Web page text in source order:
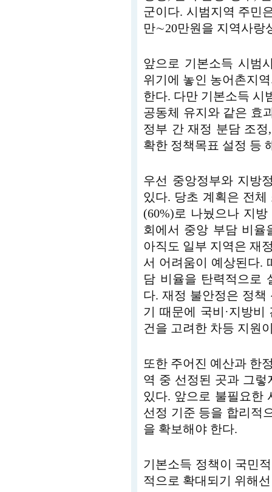
군이다. 시범지역 주민
만∼20만원을 지역사랑
앞으로 기본소득 시범
위기에 놓인 농어촌지
한다. 다만 기본소득 시
공동체 유지와 같은 효
정부 간 재정 분담 조
확한 정책목표 설정 등
우선 중앙정부와 지방
있다. 당초 계획은 전
(60%)로 나눴으나 지
회에서 중앙 부담 비율
아직도 일부 지역은 재
서 어려움이 예상된다.
담 비율을 탄력적으로
다. 재정 불안정은 정
기 때문에 국비·지방
건을 고려한 차등 지원
또한 주어진 예산과 한
역 중 선정된 곳과 그
있다. 앞으로 불필요한
선정 기준 등을 합리적
을 확보해야 한다.
기본소득 정책이 국민
적으로 확대되기 위해